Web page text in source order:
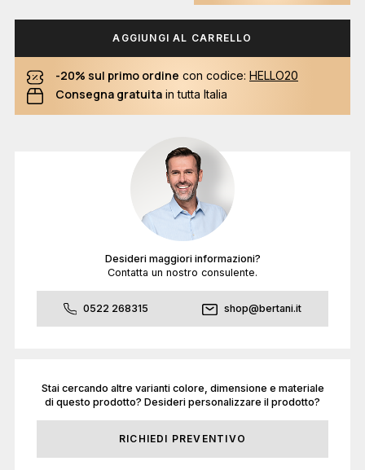
AGGIUNGI AL CARRELLO
-20% sul primo ordine con codice: HELLO20
Consegna gratuita in tutta Italia
Desideri maggiori informazioni?
Contatta un nostro consulente.
0522 268315 shop@bertani.it
Stai cercando altre varianti colore, dimensione e materiale
di questo prodotto? Desideri personalizzare il prodotto?
RICHIEDI PREVENTIVO